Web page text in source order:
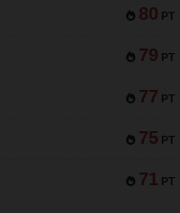
80 PT
79 PT
77 PT
75 PT
71 PT